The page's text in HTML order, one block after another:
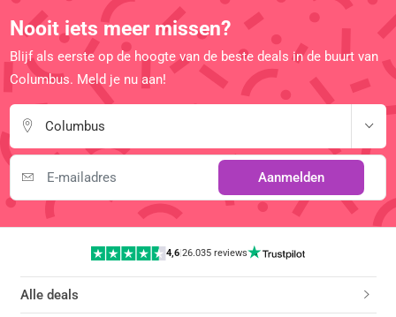
Nooit iets meer missen?
Blijf als eerste op de hoogte van de beste deals in de buurt van
Columbus. Meld je nu aan!
Columbus
Aanmelden
4,6|26.035 reviews
Alle deals